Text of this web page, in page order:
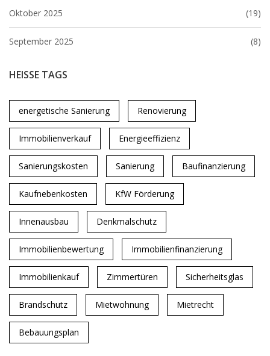
Oktober 2025 (19)
September 2025 (8)
HEISSE TAGS
energetische Sanierung Renovierung
Immobilienverkauf Energieeffizienz
Sanierungskosten Sanierung Baufinanzierung
Kaufnebenkosten KfW Förderung
Innenausbau Denkmalschutz
Immobilienbewertung Immobilienfinanzierung
Immobilienkauf Zimmertüren Sicherheitsglas
Brandschutz Mietwohnung Mietrecht
Bebauungsplan